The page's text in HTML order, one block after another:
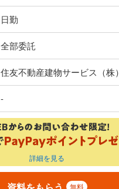
日勤
全部委託
住友不動産建物サービス（株）
-
詳細を見る
無料